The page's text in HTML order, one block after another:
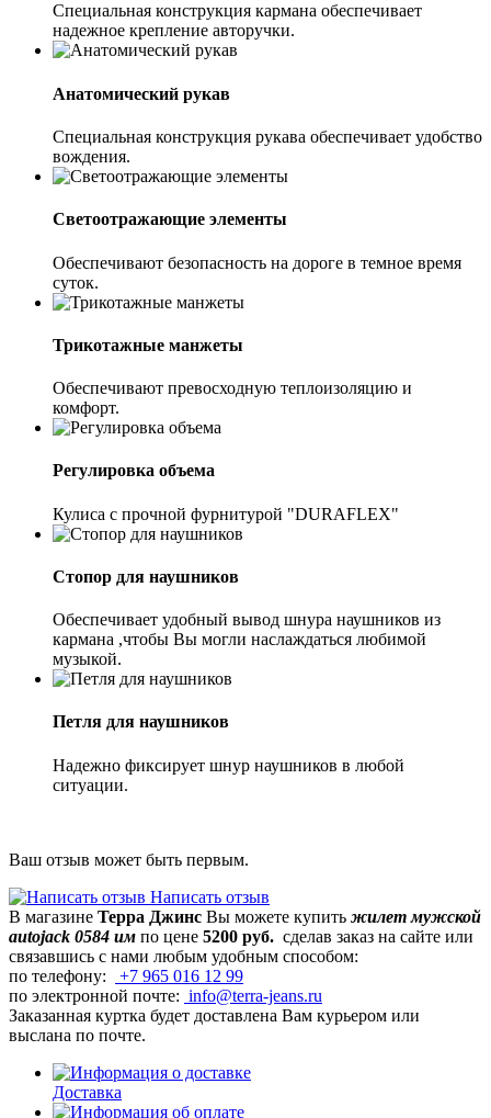
Специальная конструкция кармана обеспечивает
надежное крепление авторучки.
Анатомический рукав
Специальная конструкция рукава обеспечивает удобство
вождения.
Светоотражающие элементы
Обеспечивают безопасность на дороге в темное время
суток.
Трикотажные манжеты
Обеспечивают превосходную теплоизоляцию и
комфорт.
Регулировка объема
Кулиса с прочной фурнитурой "DURAFLEX"
Стопор для наушников
Обеспечивает удобный вывод шнура наушников из
кармана ,чтобы Вы могли наслаждаться любимой
музыкой.
Петля для наушников
Надежно фиксирует шнур наушников в любой
ситуации.
Ваш отзыв может быть первым.
Написать отзыв
В магазине Терра Джинс Вы можете купить жилет мужской
autojack 0584 им по цене 5200 руб. сделав заказ на сайте или
связавшись с нами любым удобным способом:
по телефону:
+7 965 016 12 99
по электронной почте: info@terra-jeans.ru
Заказанная куртка будет доставлена Вам курьером или
выслана по почте.
Доставка